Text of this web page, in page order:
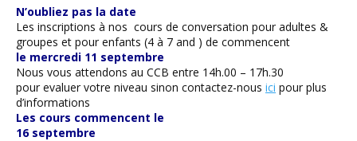
N’oubliez pas la date
Les inscriptions à nos cours de conversation pour adultes &
groupes et pour enfants (4 à 7 and ) de commencent
le mercredi 11 septembre
Nous vous attendons au CCB entre 14h.00 – 17h.30
pour evaluer votre niveau sinon contactez-nous ici pour plus
d’informations
Les cours commencent le
16 septembre